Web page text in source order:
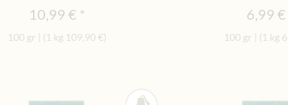
10,99 €
100 gr (1 kg 109,90 €)
6,99 €
100 gr (1 kg